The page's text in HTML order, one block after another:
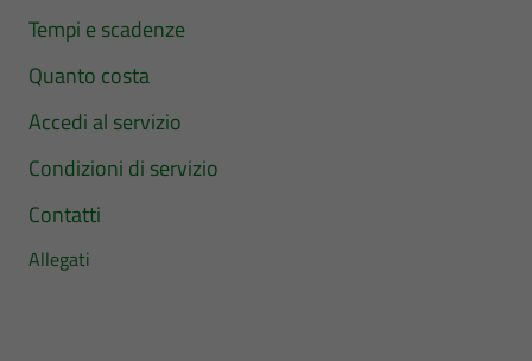
Tempi e scadenze
Quanto costa
Accedi al servizio
Condizioni di servizio
Contatti
Allegati